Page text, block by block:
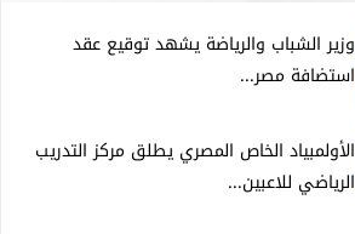
وزير الشباب والرياضة يشهد توقيع عقد
استضافة مصر...
الأولمبياد الخاص المصري يطلق مركز التدريب
الرياضي للاعبين...